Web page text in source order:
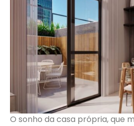
O sonho da casa própria, que